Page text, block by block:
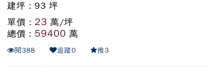
建坪 : 93 坪
單價 : 23 萬/坪
總價 : 59400 萬
閱388 追蹤0 推3